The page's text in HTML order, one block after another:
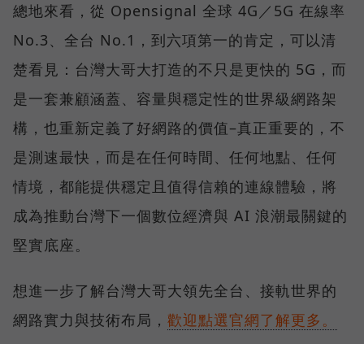
總地來看，從 Opensignal 全球 4G／5G 在線率
No.3、全台 No.1，到六項第一的肯定，可以清
楚看見：台灣大哥大打造的不只是更快的 5G，而
是一套兼顧涵蓋、容量與穩定性的世界級網路架
構，也重新定義了好網路的價值–真正重要的，不
是測速最快，而是在任何時間、任何地點、任何
情境，都能提供穩定且值得信賴的連線體驗，將
成為推動台灣下一個數位經濟與 AI 浪潮最關鍵的
堅實底座。
想進一步了解台灣大哥大領先全台、接軌世界的
網路實力與技術布局， 歡迎點選官網了解更多。